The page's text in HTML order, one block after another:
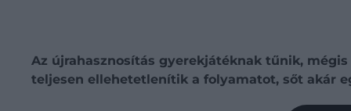
Az újrahasznosítás gyerekjátéknak tűnik,
teljesen ellehetetlenítik a folyamatot, sőt akár